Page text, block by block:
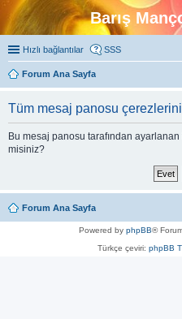
Barış
Hızlı bağlantılar SSS
Forum Ana Sayfa
Tüm mesaj panosu çerezlerini
Bu mesaj panosu tarafından
misiniz?
Forum Ana Sayfa
Powered by phpBB®
Türkçe çeviri: phpBB